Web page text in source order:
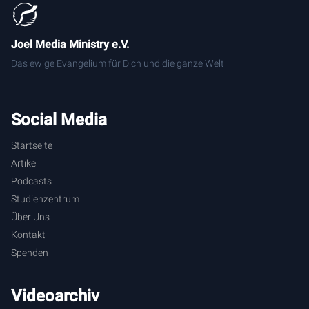
Joel Media Ministry e.V.
Das ewige Evangelium für Dich und die ganze Welt
Social Media
Startseite
Artikel
Podcasts
Studienzentrum
Über Uns
Kontakt
Spenden
Videoarchiv